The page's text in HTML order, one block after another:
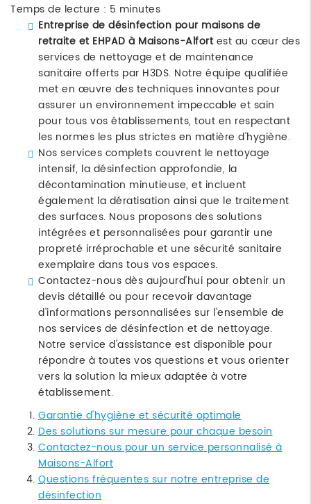
Temps de lecture : 5 minutes
Entreprise de désinfection pour maisons de
retraite et EHPAD à Maisons-Alfortest au cœur des
services de nettoyage et de maintenance
sanitaire offerts par H3DS. Notre équipe qualifiée
met en œuvre des techniques innovantes pour
assurer un environnement impeccable et sain
pour tous vos établissements, tout en respectant
les normes les plus strictes en matière d'hygiène.
Nos services complets couvrent le nettoyage
intensif, la désinfection approfondie, la
décontamination minutieuse, et incluent
également la dératisation ainsi que le traitement
des surfaces. Nous proposons des solutions
intégrées et personnalisées pour garantir une
propreté irréprochable et une sécurité sanitaire
exemplaire dans tous vos espaces.
Contactez-nous dès aujourd'hui pour obtenir un
devis détaillé ou pour recevoir davantage
d'informations personnalisées sur l'ensemble de
nos services de désinfection et de nettoyage.
Notre service d'assistance est disponible pour
répondre à toutes vos questions et vous orienter
vers la solution la mieux adaptée à votre
établissement.
Garantie d'hygiène et sécurité optimale
Des solutions sur mesure pour chaque besoin
Contactez-nous pour un service personnalisé à
Maisons-Alfort
Questions fréquentes sur notre entreprise de
désinfection